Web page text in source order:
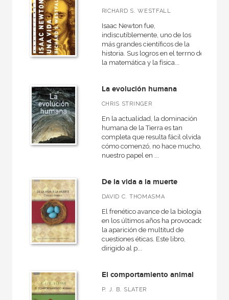
RICHARD S. WESTFALL
Isaac Newton fue,
indiscutiblemente, uno de los
más grandes científicos de la
historia. Sus logros en el terrno de
la matemática y la física...
La evolución humana
CHRIS STRINGER
En la actualidad, la dominación
humana de la Tierra es tan
completa que resulta fácil olvidar
cómo comenzó, no hace mucho,
nuestro papel en ...
De la vida a la muerte
DAVID C. THOMASMA
El frenético avance de la biología
en los últimos años ha provocado
la aparición de multitud de
cuestiones éticas. Este libro,
dirigido al p...
El comportamiento animal
P. J. B. SLATER